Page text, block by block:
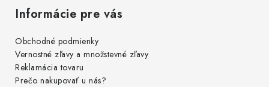
Informácie pre vás
Obchodné podmienky
Vernostné zľavy a množstevné zľavy
Reklamácia tovaru
Prečo nakupovať u nás?